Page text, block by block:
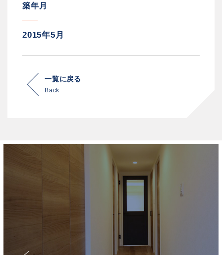
築年月
2015年5月
一覧に戻る
Back